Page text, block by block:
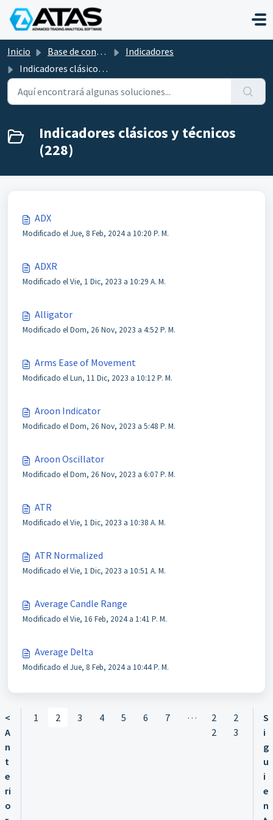
Saltar al contenido principal
Inicio Base de conocimientos
Indicadores
Indicadores clásicos y técnicos
Indicadores clásicos y técnicos
(228)
ADX
Modificado el Jue, 8 Feb, 2024 a 10:20 P. M.
ADXR
Modificado el Vie, 1 Dic, 2023 a 10:29 A. M.
Alligator
Modificado el Dom, 26 Nov, 2023 a 4:52 P. M.
Arms Ease of Movement
Modificado el Lun, 11 Dic, 2023 a 10:12 P. M.
Aroon Indicator
Modificado el Dom, 26 Nov, 2023 a 5:48 P. M.
Aroon Oscillator
Modificado el Dom, 26 Nov, 2023 a 6:07 P. M.
ATR
Modificado el Vie, 1 Dic, 2023 a 10:38 A. M.
ATR Normalized
Modificado el Vie, 1 Dic, 2023 a 10:51 A. M.
Average Candle Range
Modificado el Vie, 16 Feb, 2024 a 1:41 P. M.
Average Delta
Modificado el Jue, 8 Feb, 2024 a 10:44 P. M.
<
A
n
t
e
ri
o
1 2 3 4 5 6 7 …
2
2
2
3
S
i
g
u
i
e
n